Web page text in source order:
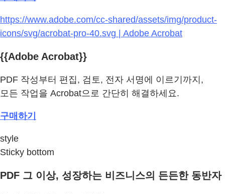
https://www.adobe.com/cc-shared/assets/img/product-
icons/svg/acrobat-pro-40.svg | Adobe Acrobat
{{Adobe Acrobat}}
PDF 작성부터 편집, 검토, 전자 서명에 이르기까지,
모든 작업을 Acrobat으로 간단히 해결하세요.
구매하기
style
Sticky bottom
PDF 그 이상, 성장하는 비즈니스의 든든한 동반자